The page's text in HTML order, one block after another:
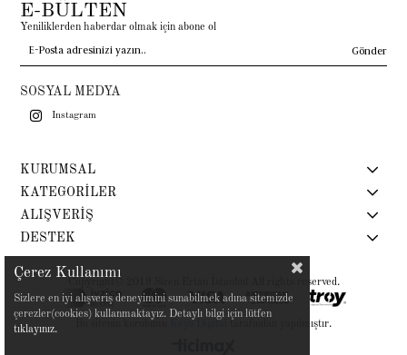
E-BÜLTEN
Yeniliklerden haberdar olmak için abone ol
Gönder
SOSYAL MEDYA
Instagram
KURUMSAL
KATEGORİLER
ALIŞVERİŞ
DESTEK
Copyright© 2019 Siren Ertan İstanbul All rights reserved.
tarafından yapılmıştır.
Çerez Kullanımı
Sizlere en iyi alışveriş deneyimini sunabilmek adına sitemizde
çerezler(cookies) kullanmaktayız. Detaylı bilgi için lütfen
tıklayınız.